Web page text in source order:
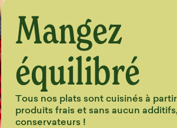
Mangez
équilibré
Tous nos plats sont cuisinés à
produits frais et sans aucun
conservateurs !